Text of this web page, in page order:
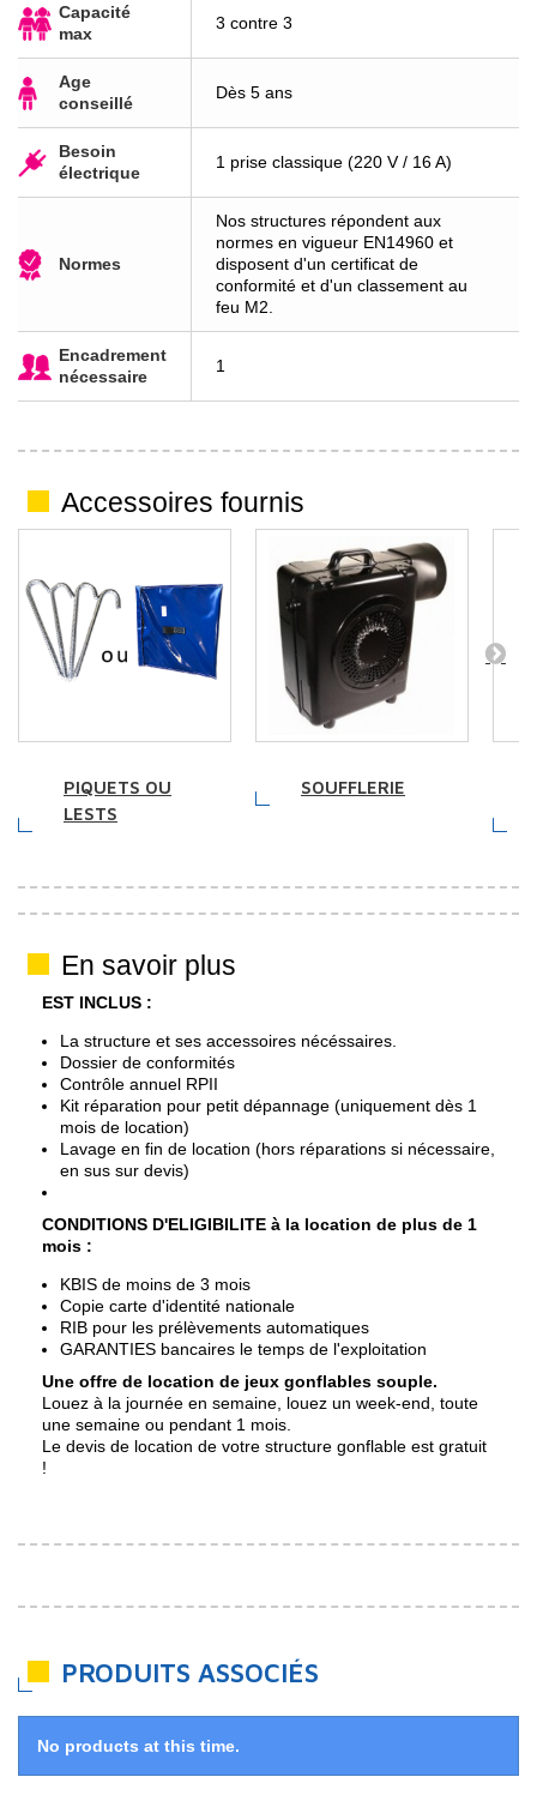
Capacité
max
3 contre 3
Age
conseillé
Dès 5 ans
Besoin
électrique
1 prise classique (220 V / 16 A)
Normes
Nos structures répondent aux
normes en vigueur EN14960 et
disposent d'un certificat de
conformité et d'un classement au
feu M2.
Encadrement
nécessaire
1
Accessoires fournis
PIQUETS OU
LESTS
SOUFFLERIE
En savoir plus
EST INCLUS :
La structure et ses accessoires nécéssaires.
Dossier de conformités
Contrôle annuel RPII
Kit réparation pour petit dépannage (uniquement dès 1
mois de location)
Lavage en fin de location (hors réparations si nécessaire,
en sus sur devis)
CONDITIONS D'ELIGIBILITE à la location de plus de 1
mois :
KBIS de moins de 3 mois
Copie carte d'identité nationale
RIB pour les prélèvements automatiques
GARANTIES bancaires le temps de l'exploitation
Une offre de location de jeux gonflables souple.
Louez à la journée en semaine, louez un week-end, toute
une semaine ou pendant 1 mois.
Le devis de location de votre structure gonflable est gratuit
!
PRODUITS ASSOCIÉS
No products at this time.